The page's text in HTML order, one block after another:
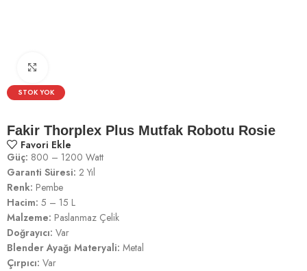
STOK YOK
Fakir Thorplex Plus Mutfak Robotu Rosie
Favori Ekle
Güç: 800 – 1200 Watt
Garanti Süresi: 2 Yıl
Renk: Pembe
Hacim: 5 – 15 L
Malzeme: Paslanmaz Çelik
Doğrayıcı: Var
Blender Ayağı Materyali: Metal
Çırpıcı: Var